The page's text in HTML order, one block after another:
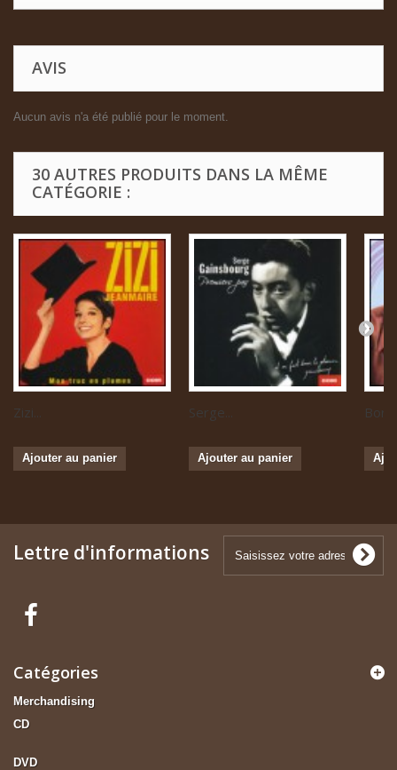
AVIS
Aucun avis n'a été publié pour le moment.
30 AUTRES PRODUITS DANS LA MÊME
CATÉGORIE :
Zizi...
Ajouter au panier
Serge...
Ajouter au panier
Lettre d'informations
Catégories
Merchandising
CD
DVD